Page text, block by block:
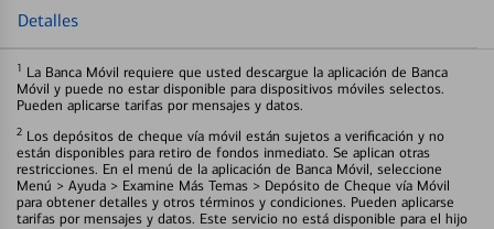
Detalles
1 La Banca Móvil requiere que usted descargue la aplicación de Banca
Móvil y puede no estar disponible para dispositivos móviles selectos.
Pueden aplicarse tarifas por mensajes y datos.
2 Los depósitos de cheque vía móvil están sujetos a verificación y no
están disponibles para retiro de fondos inmediato. Se aplican otras
restricciones. En el menú de la aplicación de Banca Móvil, seleccione
Menú > Ayuda > Examine Más Temas > Depósito de Cheque vía Móvil
para obtener detalles y otros términos y condiciones. Pueden aplicarse
tarifas por mensajes y datos. Este servicio no está disponible para el hijo